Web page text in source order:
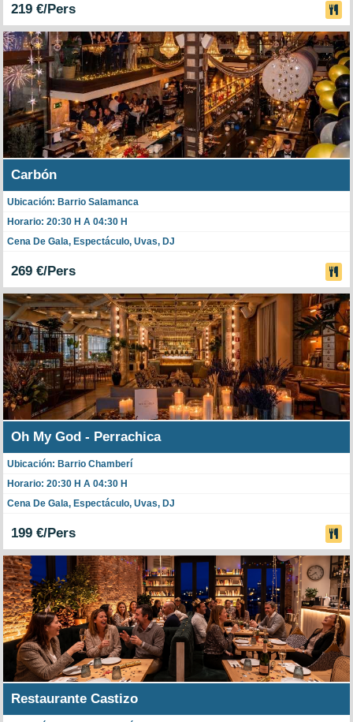
219 €/Pers
Carbón
Ubicación: Barrio Salamanca
Horario: 20:30 H A 04:30 H
Cena De Gala, Espectáculo, Uvas, DJ
269 €/Pers
Oh My God - Perrachica
Ubicación: Barrio Chamberí
Horario: 20:30 H A 04:30 H
Cena De Gala, Espectáculo, Uvas, DJ
199 €/Pers
Restaurante Castizo